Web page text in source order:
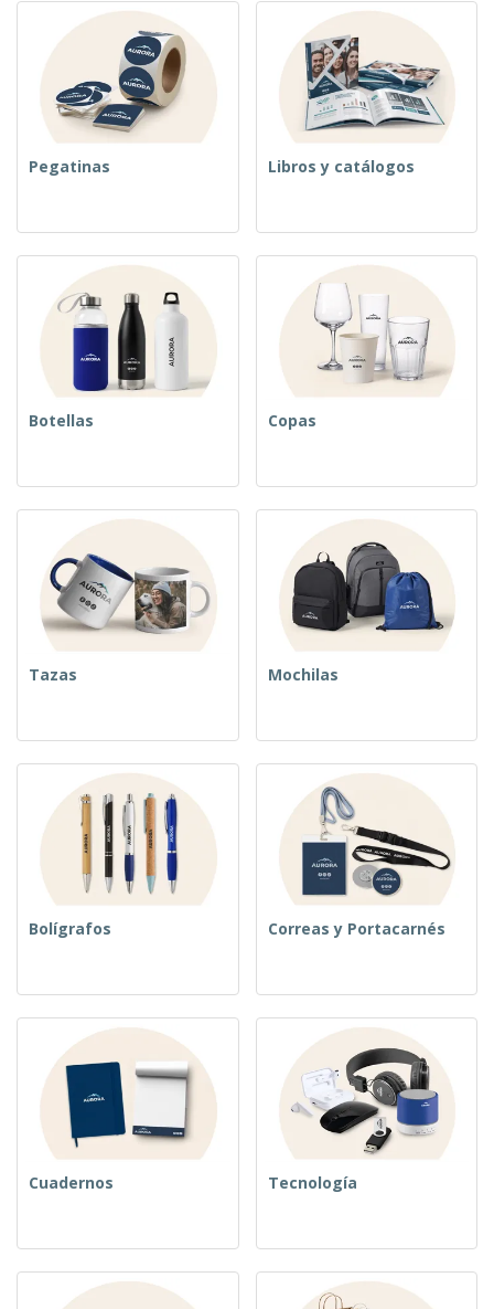
Pegatinas Libros y catálogos
Botellas Copas
Tazas Mochilas
Bolígrafos Correas y Portacarnés
Cuadernos Tecnología